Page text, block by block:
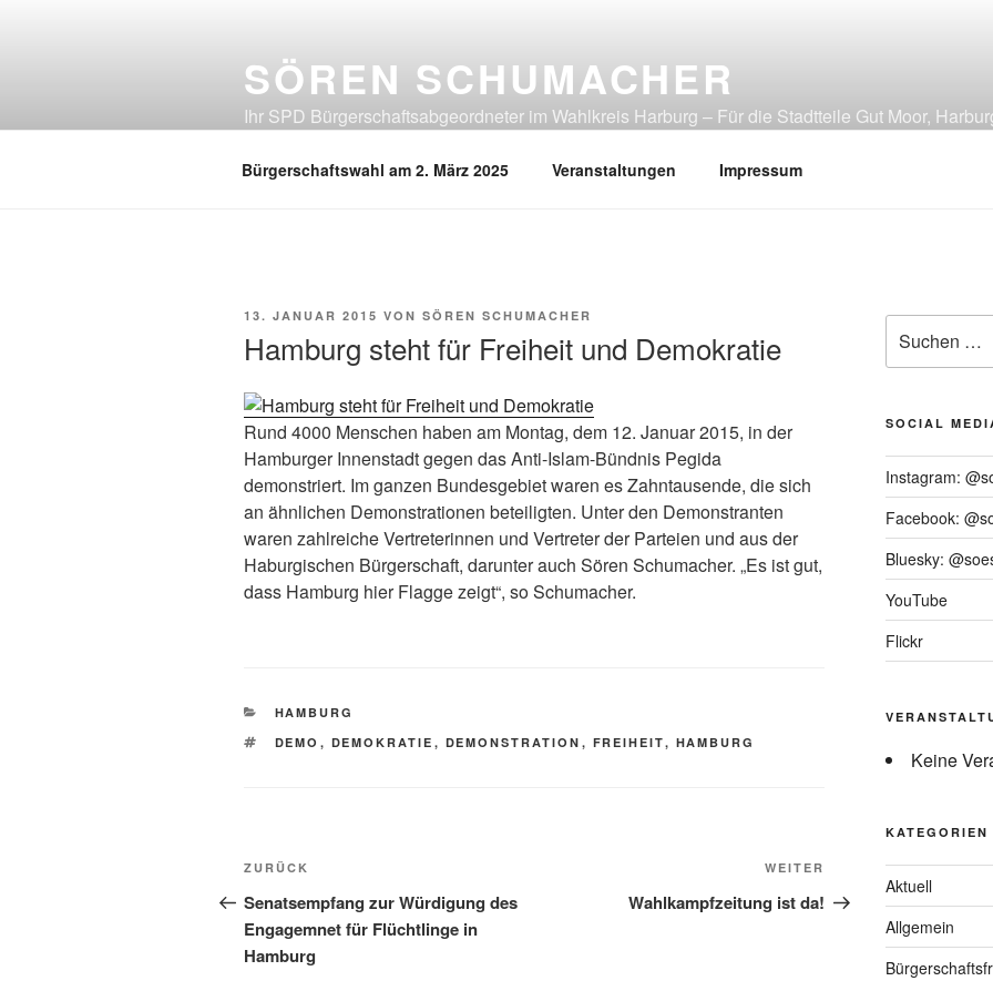
SÖREN SCHUMACHER
Ihr SPD Bürgerschaftsabgeordneter im Wahlkreis Harburg – Für die Stadtteile Gut Moor,
Bürgerschaftswahl am 2. März 2025 Veranstaltungen Impressum
VERÖFFENTLICHT
13. JANUAR 2015 VON SÖREN SCHUMACHER
Hamburg steht für Freiheit und Demokratie
Rund 4000 Menschen haben am Montag, dem 12. Januar 2015, in der
Hamburger Innenstadt gegen das Anti-Islam-Bündnis Pegida
demonstriert. Im ganzen Bundesgebiet waren es Zahntausende, die sich
an ähnlichen Demonstrationen beteiligten. Unter den Demonstranten
waren zahlreiche Vertreterinnen und Vertreter der Parteien und aus der
Haburgischen Bürgerschaft, darunter auch Sören Schumacher. „Es ist gut,
dass Hamburg hier Flagge zeigt“, so Schumacher.
KATEGORIEN
HAMBURG
SCHLAGWÖRTER
DEMO , DEMOKRATIE , DEMONSTRATION , FREIHEIT, HAMBURG
Beitragsnavigation
Vorheriger
Beitrag
ZURÜCK
Senatsempfang zur Würdigung des
Engagemnet für Flüchtlinge in
Hamburg
Nächster
Beitrag
WEITER
Wahlkampfzeitung ist da!
nach:
SOCIAL
Instagram:
Facebook:
Bluesky:
YouTube
Flickr
Keine
KATEGORIEN
Aktuell
Allgemein